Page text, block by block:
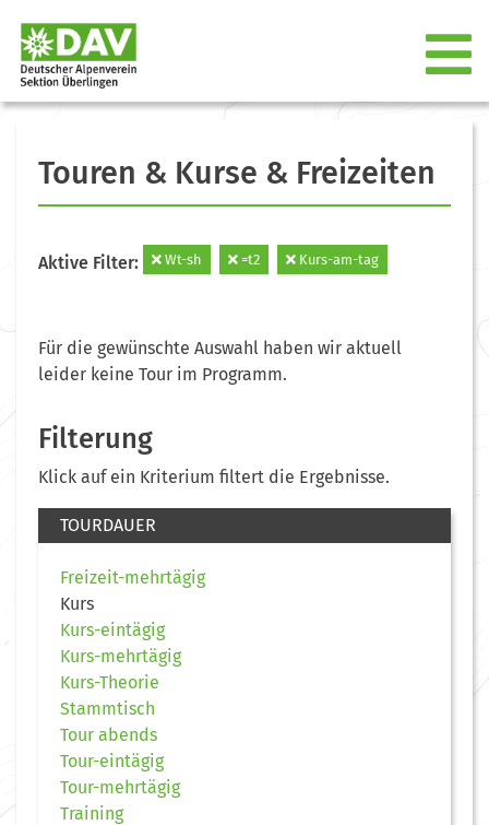
Touren & Kurse & Freizeiten
Aktive Filter: Wt-sh =t2 Kurs-am-tag
Für die gewünschte Auswahl haben wir aktuell
leider keine Tour im Programm.
Filterung
Klick auf ein Kriterium filtert die Ergebnisse.
TOURDAUER
Freizeit-mehrtägig
Kurs
Kurs-eintägig
Kurs-mehrtägig
Kurs-Theorie
Stammtisch
Tour abends
Tour-eintägig
Tour-mehrtägig
Training